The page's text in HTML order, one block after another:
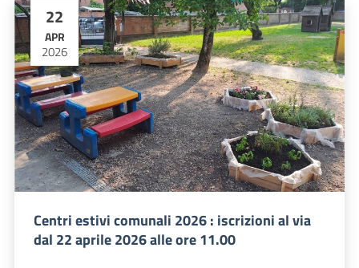
22
APR
2026
Centri estivi comunali 2026 : iscrizioni al via
dal 22 aprile 2026 alle ore 11.00